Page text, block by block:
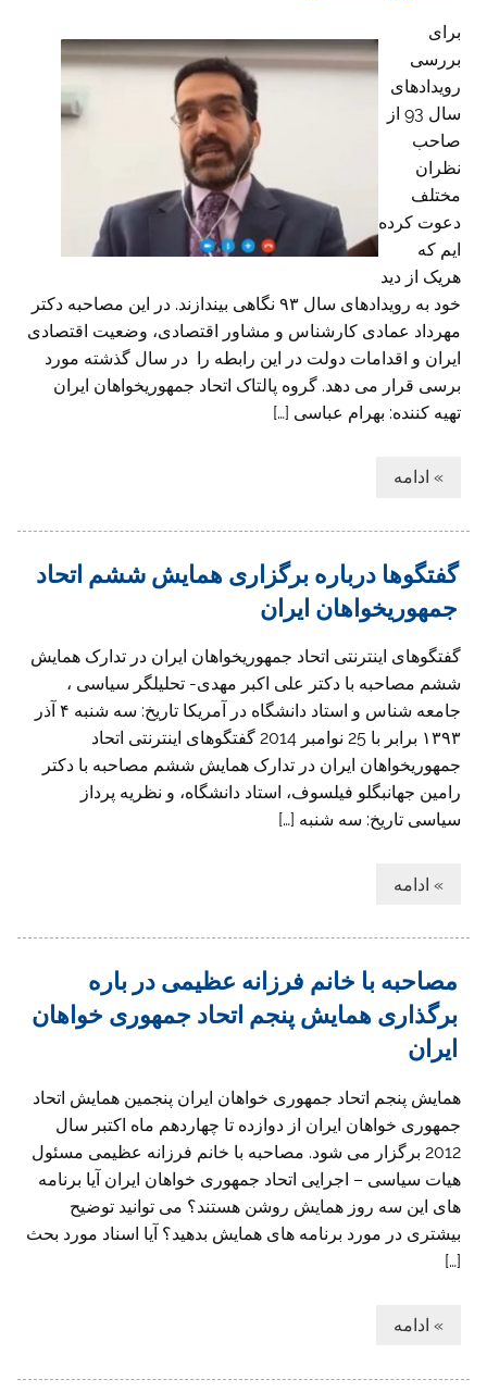
برای
بررسی‌
رویداد‌های
سال 93 از
صاحب
نظران
مختلف
دعوت کرده
ایم که
هریک از دید
خود به رویداد‌های سال ۹۳ نگاهی‌ بیندازند. در این مصاحبه دکتر
مهرداد عمادی کارشناس و مشاور اقتصادی، وضعیت اقتصادی
ایران و اقدامات دولت در این رابطه را در سال گذشته مورد
برسی قرار می دهد. گروه پالتاک اتحاد جمهوریخواهان ایران
تهیه کننده: بهرام عباسی […]
» ادامه
گفتگوها درباره برگزاری همایش ششم اتحاد
جمهوريخواهان ايران
گفتگوهای اینترنتی اتحاد جمهوريخواهان ايران در تدارک همایش
ششم مصاحبه با دکتر علی اکبر مهدی- تحلیلگر سیاسی ،
جامعه شناس و استاد دانشگاه در آمریكا تاريخ: سه شنبه ۴ آذر
۱۳۹۳ برابر با 25 نوامبر 2014 گفتگوهای اینترنتی اتحاد
جمهوريخواهان ايران در تدارک همایش ششم مصاحبه با دکتر
رامين جهانبگلو فیلسوف، استاد دانشگاه، و نظريه پرداز
سياسی تاريخ: سه شنبه […]
» ادامه
مصاحبه با خانم فرزانه عظیمی در باره
برگذاری همايش پنجم اتحاد جمهوری خواهان
ايران
همايش پنجم اتحاد جمهوری خواهان ايران پنجمين همايش اتحاد
جمهوری خواهان ايران از دوازده تا چهاردهم ماه اکتبر سال
2012 برگزار می شود. مصاحبه با خانم فرزانه عظیمی مسئول
هیات سیاسی – اجرایی اتحاد جمهوری خواهان ایران آیا برنامه
های این سه روز همایش روشن هستند؟ می توانید توضیح
بیشتری در مورد برنامه های همایش بدهید‎؟ آیا اسناد مورد بحث
[…]
» ادامه